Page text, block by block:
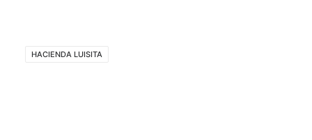
HACIENDA LUISITA